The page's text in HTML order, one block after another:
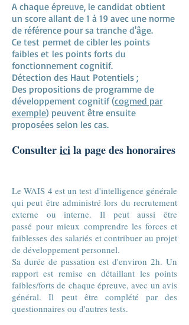
A chaque épreuve, le candidat obtient
un score allant de 1 à 19 avec une norme
de référence pour sa tranche d'âge.
Ce test permet de cibler les points
faibles et les points forts du
fonctionnement cognitif.
Détection des Haut Potentiels ;
Des propositions de programme de
développement cognitif (cogmed par
exemple) peuvent être ensuite
proposées selon les cas.
Consultericila page des honoraires
Le WAIS 4 est un test d'intelligence générale
qui peut être administré lors du recrutement
externe ou interne. Il peut aussi être
passé pour mieux comprendre les forces et
faiblesses des salariés et contribuer au projet
de développement personnel.
Sa durée de passation est d'environ 2h. Un
rapport est remise en détaillant les points
faibles/forts de chaque épreuve, avec un avis
général. Il peut être complété par des
questionnaires ou d'autres tests.